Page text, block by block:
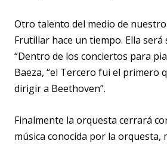
Otro talento del medio de
Frutillar hace un tiempo. Ella
“Dentro de los conciertos para
Baeza, “el Tercero fui el primero
dirigir a Beethoven”.
Finalmente la orquesta cerrará
música conocida por la orquesta,